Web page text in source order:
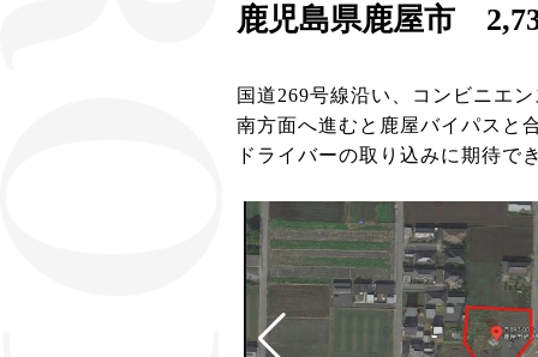
鹿児島県鹿屋市
国道269号線沿い、コンビニエ
南方面へ進むと鹿屋バイパスと
ドライバーの取り込みに期待で